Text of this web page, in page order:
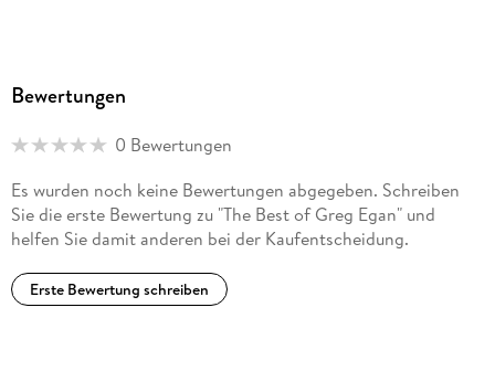
Bewertungen
0 Bewertungen
Es wurden noch keine Bewertungen abgegeben. Schreiben
Sie die erste Bewertung zu "The Best of Greg Egan" und
helfen Sie damit anderen bei der Kaufentscheidung.
Erste Bewertung schreiben